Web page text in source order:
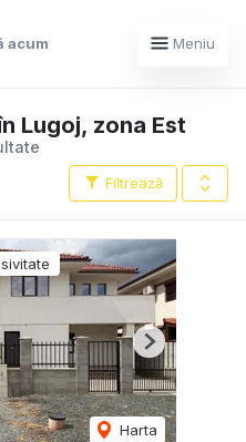
acum Meniu
Lugoj, zona Est
Filtrează
Harta
Next